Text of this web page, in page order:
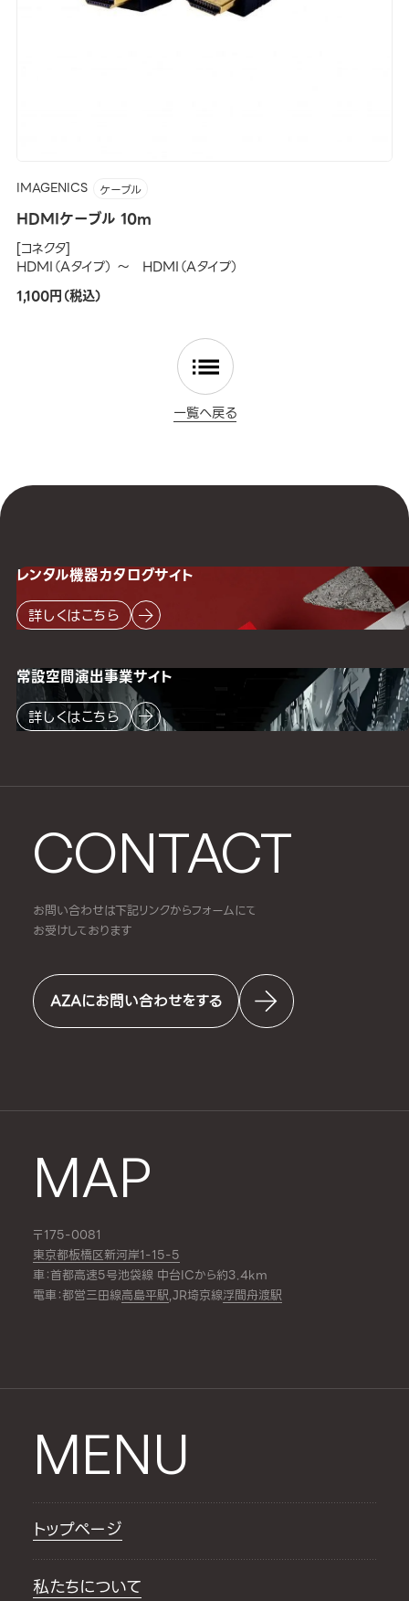
IMAGENICS ケーブル
HDMIケーブル 10m
[コネクタ]
HDMI（Aタイプ） ～ HDMI（Aタイプ）
1,100円（税込）
一覧へ戻る
CONTACT
お問い合わせは下記リンクからフォームにて
お受けしております
AZAにお問い合わせをする
MAP
〒175-0081
東京都板橋区新河岸1-15-5
車：首都高速5号池袋線 中台ICから約3.4km
電車：都営三田線高島平駅,JR埼京線浮間舟渡駅
レンタル機器カタログサイト
詳しくはこちら
常設空間演出事業サイト
詳しくはこちら
MENU
トップページ
私たちについて